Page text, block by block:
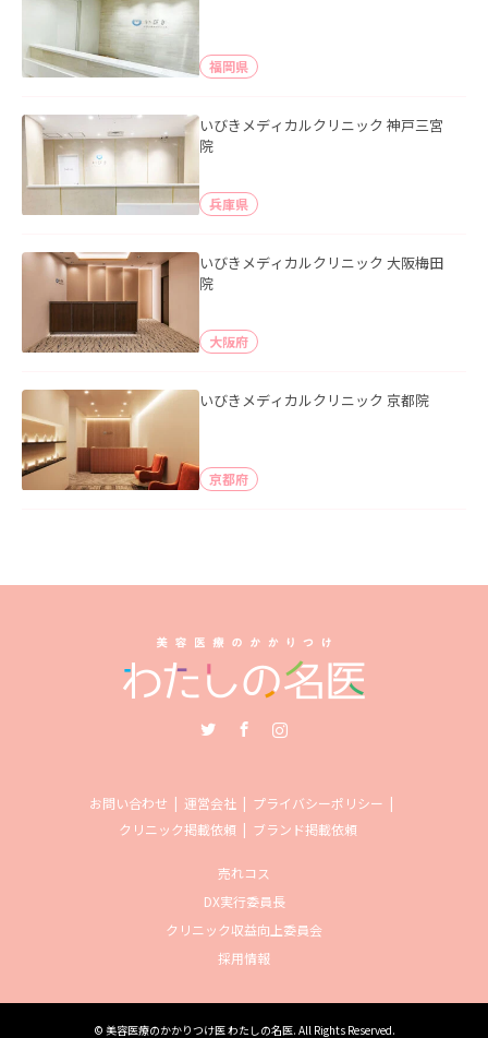
福岡県
いびきメディカルクリニック 神戸三宮
院
兵庫県
いびきメディカルクリニック 大阪梅田
院
大阪府
いびきメディカルクリニック 京都院
京都府
お問い合わせ 運営会社
プライバシーポリシー
クリニック掲載依頼
ブランド掲載依頼
売れコス
DX実行委員長
クリニック収益向上委員会
採用情報
© 美容医療のかかりつけ医 わたしの名医. All Rights Reserved.